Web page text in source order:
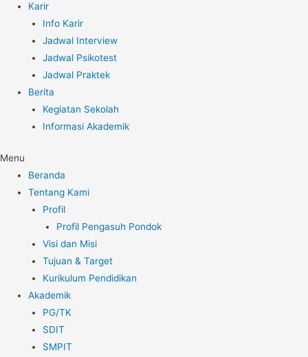
Karir
Info Karir
Jadwal Interview
Jadwal Psikotest
Jadwal Praktek
Berita
Kegiatan Sekolah
Informasi Akademik
Menu
Beranda
Tentang Kami
Profil
Profil Pengasuh Pondok
Visi dan Misi
Tujuan & Target
Kurikulum Pendidikan
Akademik
PG/TK
SDIT
SMPIT